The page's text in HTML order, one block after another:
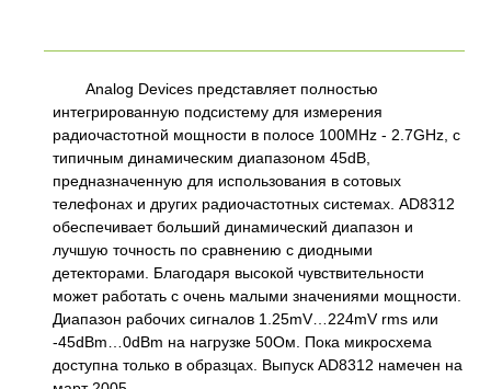
Analog Devices представляет полностью
интегрированную подсистему для измерения
радиочастотной мощности в полосе 100MHz - 2.7GHz, с
типичным динамическим диапазоном 45dB,
предназначенную для использования в сотовых
телефонах и других радиочастотных системах. AD8312
обеспечивает больший динамический диапазон и
лучшую точность по сравнению с диодными
детекторами. Благодаря высокой чувствительности
может работать с очень малыми значениями мощности.
Диапазон рабочих сигналов 1.25mV…224mV rms или
-45dBm…0dBm на нагрузке 50Ом. Пока микросхема
доступна только в образцах. Выпуск AD8312 намечен на